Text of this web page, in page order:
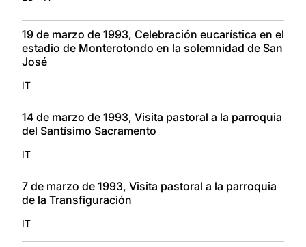
19 de marzo de 1993, Celebración eucarística en el
estadio de Monterotondo en la solemnidad de San
José
IT
14 de marzo de 1993, Visita pastoral a la parroquia
del Santísimo Sacramento
IT
7 de marzo de 1993, Visita pastoral a la parroquia
de la Transfiguración
IT